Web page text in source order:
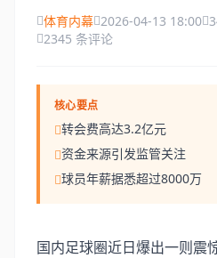
体育内幕 2026-04-13 18:00
2345 条评论
核心要点
转会费高达3.2亿元
资金来源引发监管关注
球员年薪据悉超过8000万
国内足球圈近日爆出一则震